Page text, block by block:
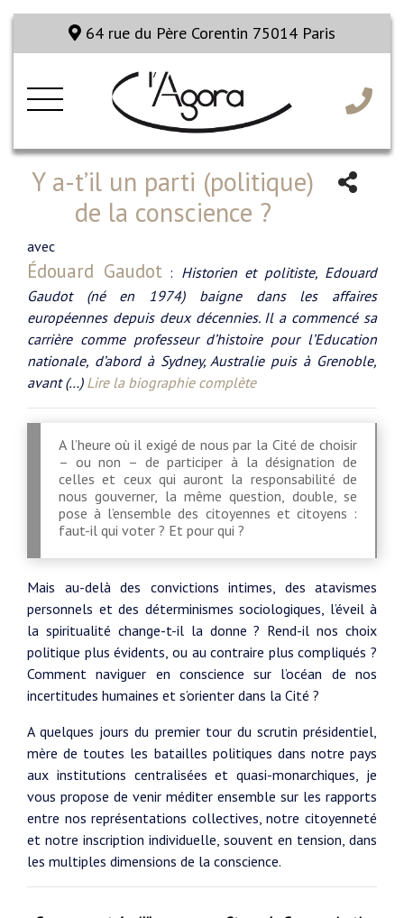
64 rue du Père Corentin 75014 Paris
Y a-t’il un parti (politique)
de la conscience ?
avec
Édouard Gaudot: Historien et politiste, Edouard
Gaudot (né en 1974) baigne dans les affaires
européennes depuis deux décennies. Il a commencé sa
carrière comme professeur d’histoire pour l’Education
nationale, d’abord à Sydney, Australie puis à Grenoble,
avant (…) Lire la biographie complète
A l’heure où il exigé de nous par la Cité de choisir
– ou non – de participer à la désignation de
celles et ceux qui auront la responsabilité de
nous gouverner, la même question, double, se
pose à l’ensemble des citoyennes et citoyens :
faut-il qui voter ? Et pour qui ?
Mais au-delà des convictions intimes, des atavismes
personnels et des déterminismes sociologiques, l’éveil à
la spiritualité change-t-il la donne ? Rend-il nos choix
politique plus évidents, ou au contraire plus compliqués ?
Comment naviguer en conscience sur l’océan de nos
incertitudes humaines et s’orienter dans la Cité ?
A quelques jours du premier tour du scrutin présidentiel,
mère de toutes les batailles politiques dans notre pays
aux institutions centralisées et quasi-monarchiques, je
vous propose de venir méditer ensemble sur les rapports
entre nos représentations collectives, notre citoyenneté
et notre inscription individuelle, souvent en tension, dans
les multiples dimensions de la conscience.